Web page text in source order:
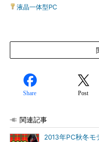
液晶一体型PC
Share Post
関連記事
2013年PC秋冬モ